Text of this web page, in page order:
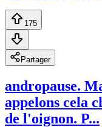
175
Partager
andropause.
appelons cela
de l'oignon. P...